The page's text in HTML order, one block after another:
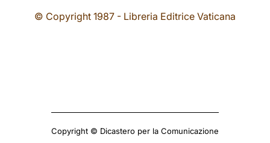
© Copyright 1987 - Libreria Editrice Vaticana
Copyright © Dicastero per la Comunicazione